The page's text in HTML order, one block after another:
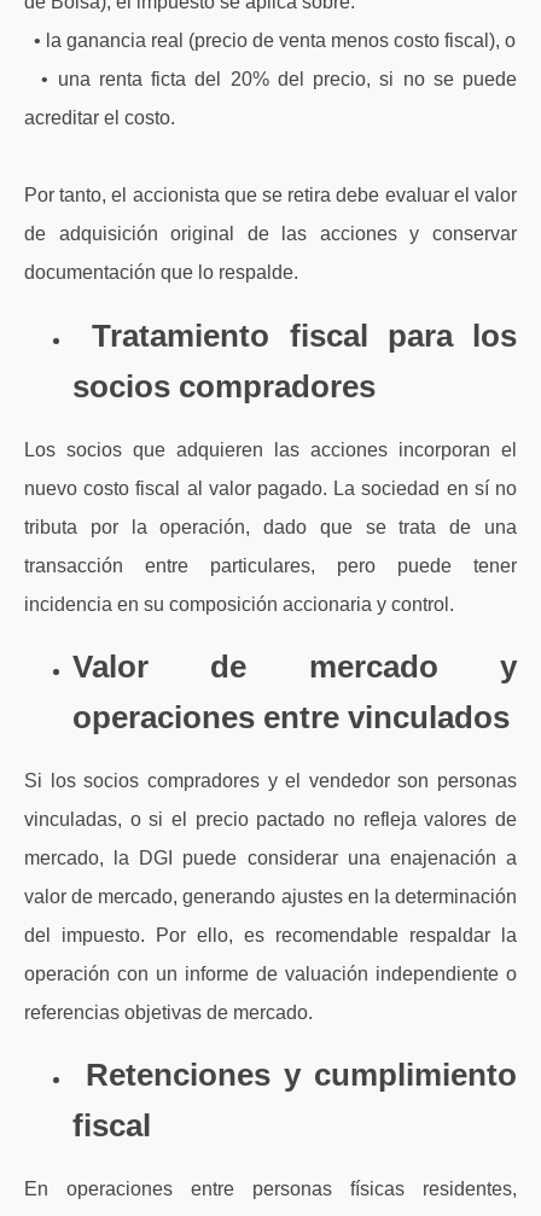
• la ganancia real (precio de venta menos costo fiscal), o
• una renta ficta del 20% del precio, si no se puede
acreditar el costo.
Por tanto, el accionista que se retira debe evaluar el valor
de adquisición original de las acciones y conservar
documentación que lo respalde.
Tratamiento fiscal para los
socios compradores
Los socios que adquieren las acciones incorporan el
nuevo costo fiscal al valor pagado. La sociedad en sí no
tributa por la operación, dado que se trata de una
transacción entre particulares, pero puede tener
incidencia en su composición accionaria y control.
Valor de mercado y
operaciones entre vinculados
Si los socios compradores y el vendedor son personas
vinculadas, o si el precio pactado no refleja valores de
mercado, la DGI puede considerar una enajenación a
valor de mercado, generando ajustes en la determinación
del impuesto. Por ello, es recomendable respaldar la
operación con un informe de valuación independiente o
referencias objetivas de mercado.
Retenciones y cumplimiento
fiscal
En operaciones entre personas físicas residentes,